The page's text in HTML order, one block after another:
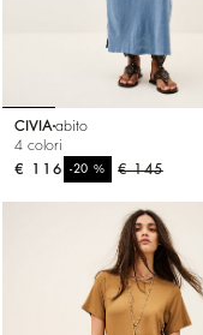
CIVIA abito
4 colori
€ 145
-20%
€ 116